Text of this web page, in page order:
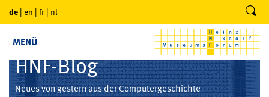
de | en | fr | nl
MENÜ
HNF-Blog
Neues von gestern aus der Computergeschichte